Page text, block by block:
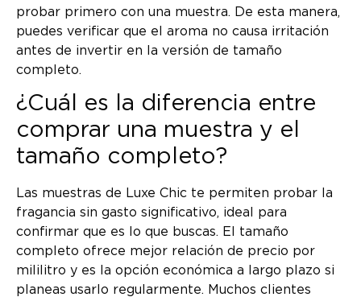
probar primero con una muestra. De esta manera,
puedes verificar que el aroma no causa irritación
antes de invertir en la versión de tamaño
completo.
¿Cuál es la diferencia entre
comprar una muestra y el
tamaño completo?
Las muestras de Luxe Chic te permiten probar la
fragancia sin gasto significativo, ideal para
confirmar que es lo que buscas. El tamaño
completo ofrece mejor relación de precio por
mililitro y es la opción económica a largo plazo si
planeas usarlo regularmente. Muchos clientes